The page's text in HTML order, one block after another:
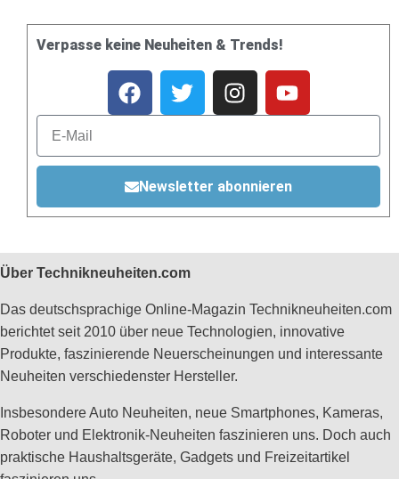
Verpasse keine Neuheiten & Trends!
Newsletter abonnieren
Über Technikneuheiten.com
Das deutschsprachige Online-Magazin Technikneuheiten.com
berichtet seit 2010 über neue Technologien, innovative
Produkte, faszinierende Neuerscheinungen und interessante
Neuheiten verschiedenster Hersteller.
Insbesondere Auto Neuheiten, neue Smartphones, Kameras,
Roboter und Elektronik-Neuheiten faszinieren uns. Doch auch
praktische Haushaltsgeräte, Gadgets und Freizeitartikel